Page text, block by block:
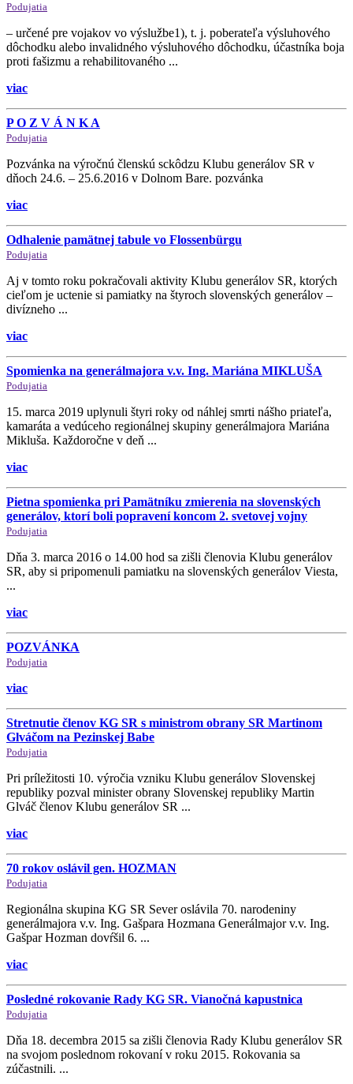
Podujatia
– určené pre vojakov vo výslužbe1), t. j. poberateľa výsluhového
dôchodku alebo invalidného výsluhového dôchodku, účastníka boja
proti fašizmu a rehabilitovaného ...
viac
P O Z V Á N K A
Podujatia
Pozvánka na výročnú členskú sckôdzu Klubu generálov SR v
dňoch 24.6. – 25.6.2016 v Dolnom Bare. pozvánka
viac
Odhalenie pamätnej tabule vo Flossenbürgu
Podujatia
Aj v tomto roku pokračovali aktivity Klubu generálov SR, ktorých
cieľom je uctenie si pamiatky na štyroch slovenských generálov –
divízneho ...
viac
Spomienka na generálmajora v.v. Ing. Mariána MIKLUŠA
Podujatia
15. marca 2019 uplynuli štyri roky od náhlej smrti nášho priateľa,
kamaráta a vedúceho regionálnej skupiny generálmajora Mariána
Mikluša. Každoročne v deň ...
viac
Pietna spomienka pri Pamätníku zmierenia na slovenských
generálov, ktorí boli popravení koncom 2. svetovej vojny
Podujatia
Dňa 3. marca 2016 o 14.00 hod sa zišli členovia Klubu generálov
SR, aby si pripomenuli pamiatku na slovenských generálov Viesta,
...
viac
POZVÁNKA
Podujatia
viac
Stretnutie členov KG SR s ministrom obrany SR Martinom
Glváčom na Pezinskej Babe
Podujatia
Pri príležitosti 10. výročia vzniku Klubu generálov Slovenskej
republiky pozval minister obrany Slovenskej republiky Martin
Glváč členov Klubu generálov SR ...
viac
70 rokov oslávil gen. HOZMAN
Podujatia
Regionálna skupina KG SR Sever oslávila 70. narodeniny
generálmajora v.v. Ing. Gašpara Hozmana Generálmajor v.v. Ing.
Gašpar Hozman dovŕšil 6. ...
viac
Posledné rokovanie Rady KG SR. Vianočná kapustnica
Podujatia
Dňa 18. decembra 2015 sa zišli členovia Rady Klubu generálov SR
na svojom poslednom rokovaní v roku 2015. Rokovania sa
zúčastnili. ...